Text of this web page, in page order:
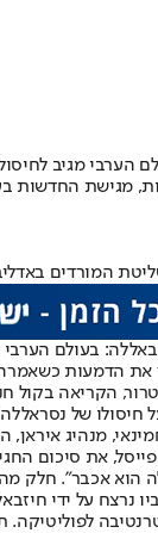
הערבי מגיב
מגישת
המורדים
בעולם
את הדמעות
הקריאה
חיסולו של
מנהיג
את סיכום
הוא אכבר". חלק
נרצח על ידי
לפוליטיקה.